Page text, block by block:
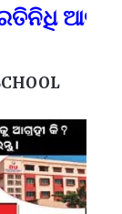
ଆବଶ୍ୟକ,